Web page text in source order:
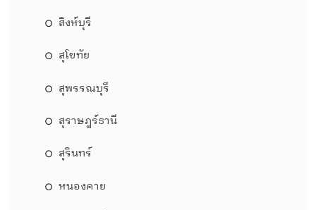
สิงห์บุรี
สุโขทัย
สุพรรณบุรี
สุราษฎร์ธานี
สุรินทร์
หนองคาย